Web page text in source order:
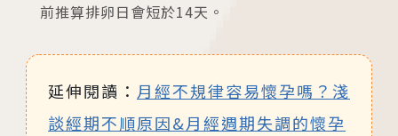
前推算排卵日會短於14天。
延伸閱讀： 月經不規律容易懷孕嗎？淺
談經期不順原因&月經週期失調的懷孕